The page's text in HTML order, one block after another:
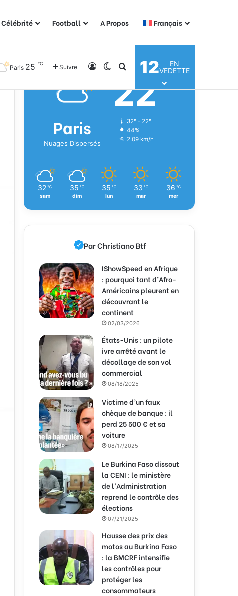
Célébrité Football A Propos Français
Paris 25 ℃ Suivre ConnexionSwitch skin
Rechercher
12
EN
VEDETTE
Météo
Paris
Nuages Dispersés
22℃
32º - 22º
44%
2.09 km/h
32 ℃
sam
35 ℃
dim
35 ℃
lun
33 ℃
mar
36 ℃
mer
Par Christiano Btf
IShowSpeed en Afrique
: pourquoi tant d’Afro-
Américains pleurent en
découvrant le
continent
02/03/2026
États-Unis : un pilote
ivre arrêté avant le
décollage de son vol
commercial
08/18/2025
Victime d’un faux
chèque de banque : il
perd 25 500 € et sa
voiture
08/17/2025
Le Burkina Faso dissout
la CENI : le ministère
de l’Administration
reprend le contrôle des
élections
07/21/2025
Hausse des prix des
motos au Burkina Faso
: la BMCRF intensifie
les contrôles pour
protéger les
consommateurs